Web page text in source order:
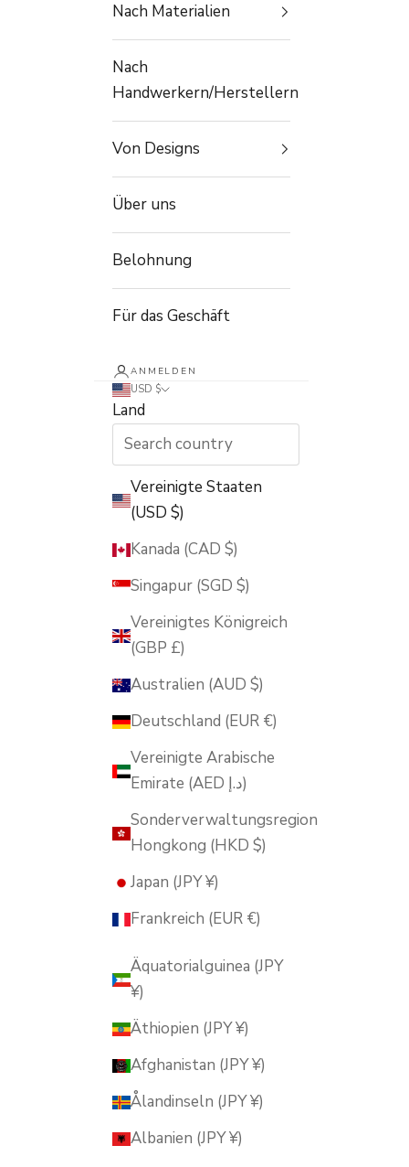
Nach Materialien
Nach
Handwerkern/Herstellern
Von Designs
Über uns
Belohnung
Für das Geschäft
ANMELDEN
USD $
Land
Vereinigte Staaten
(USD $)
Kanada (CAD $)
Singapur (SGD $)
Vereinigtes Königreich
(GBP £)
Australien (AUD $)
Deutschland (EUR €)
Vereinigte Arabische
Emirate (AED د.إ)
Sonderverwaltungsregion
Hongkong (HKD $)
Japan (JPY ¥)
Frankreich (EUR €)
Äquatorialguinea (JPY
¥)
Äthiopien (JPY ¥)
Afghanistan (JPY ¥)
Ålandinseln (JPY ¥)
Albanien (JPY ¥)